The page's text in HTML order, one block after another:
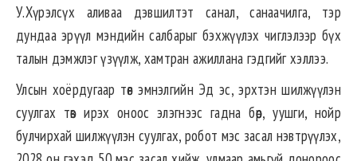
У.Хүрэлсүх аливаа дэвшилтэт санал, санаачилга, тэр
дундаа эрүүл мэндийн салбарыг бэхжүүлэх чиглэлээр бүх
талын дэмжлэг үзүүлж, хамтран ажиллана гэдгийг хэллээ.
Улсын хоёрдугаар төв эмнэлгийн Эд эс, эрхтэн шилжүүлэн
суулгах төв ирэх оноос элэгнээс гадна бөөр, уушги, нойр
булчирхай шилжүүлэн суулгах, робот мэс засал нэвтрүүлэх,